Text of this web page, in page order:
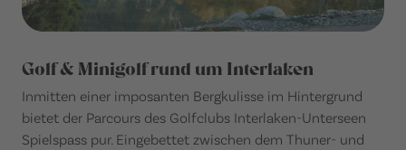
Golf & Minigolf rund um Interlaken
Inmitten einer imposanten Bergkulisse im Hintergrund
bietet der Parcours des Golfclubs Interlaken-Unterseen
Spielspass pur. Eingebettet zwischen dem Thuner- und